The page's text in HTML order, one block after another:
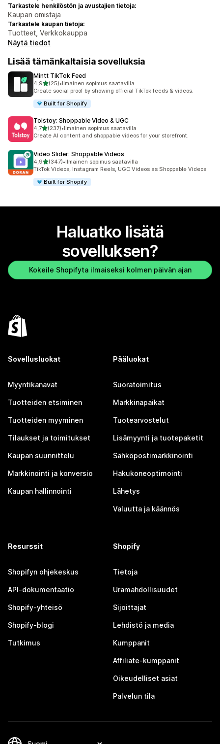
Tarkastele henkilöstön ja avustajien tietoja:
Kaupan omistaja
Tarkastele kaupan tietoja:
Tuotteet, Verkkokauppa
Näytä tiedot
Lisää tämänkaltaisia sovelluksia
Mintt TikTok Feed
4,9/ 5 tähteä
(25)
25 arvostelua yhteensä
•Ilmainen sopimus saatavilla
Create social proof by showing official TikTok feeds & videos.
Built for Shopify
Tolstoy: Shoppable Video & UGC
4,7/ 5 tähteä
(237)
237 arvostelua yhteensä
•Ilmainen sopimus saatavilla
Create AI content and shoppable videos for your storefront.
Video Slider: Shoppable Videos
4,9/ 5 tähteä
(347)
347 arvostelua yhteensä
•Ilmainen sopimus saatavilla
TikTok Videos, Instagram Reels, UGC Videos as Shoppable Videos
Built for Shopify
Haluatko lisätä
sovelluksen?
Kokeile Shopifyta ilmaiseksi kolmen päivän ajan
Sovellusluokat
Myyntikanavat
Tuotteiden etsiminen
Tuotteiden myyminen
Tilaukset ja toimitukset
Kaupan suunnittelu
Markkinointi ja konversio
Kaupan hallinnointi
Pääluokat
Suoratoimitus
Markkinapaikat
Tuotearvostelut
Lisämyynti ja tuotepaketit
Sähköpostimarkkinointi
Hakukoneoptimointi
Lähetys
Valuutta ja käännös
Resurssit
Shopifyn ohjekeskus
API-dokumentaatio
Shopify-yhteisö
Shopify-blogi
Tutkimus
Shopify
Tietoja
Uramahdollisuudet
Sijoittajat
Lehdistö ja media
Kumppanit
Affiliate-kumppanit
Oikeudelliset asiat
Palvelun tila